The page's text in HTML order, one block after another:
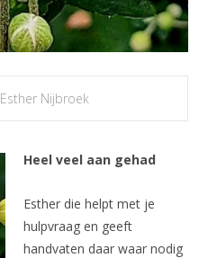
Esther Nijbroek
Heel veel aan gehad
Esther die helpt met je
hulpvraag en geeft
handvaten daar waar nodig